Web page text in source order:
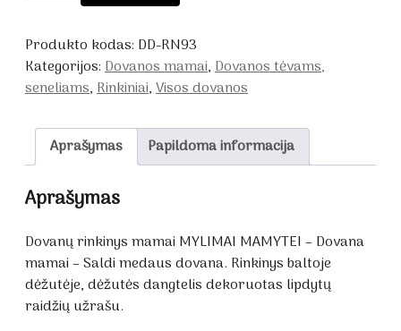
mamai
MYLIMAI
MAMYTEI
Produkto kodas: DD-RN93
Kategorijos:Dovanos mamai,Dovanos tėvams,
seneliams,Rinkiniai,Visos dovanos
Aprašymas Papildoma informacija
Aprašymas
Dovanų rinkinys mamai MYLIMAI MAMYTEI – Dovana
mamai – Saldi medaus dovana. Rinkinys baltoje
dėžutėje, dėžutės dangtelis dekoruotas lipdytų
raidžių užrašu.